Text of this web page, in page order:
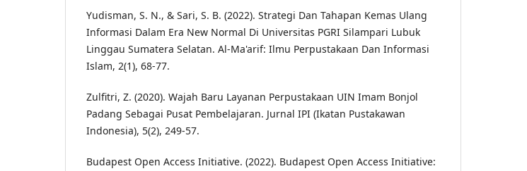
Yudisman, S. N., & Sari, S. B. (2022). Strategi Dan Tahapan Kemas Ulang
Informasi Dalam Era New Normal Di Universitas PGRI Silampari Lubuk
Linggau Sumatera Selatan. Al-Ma'arif: Ilmu Perpustakaan Dan Informasi
Islam, 2(1), 68-77.
Zulfitri, Z. (2020). Wajah Baru Layanan Perpustakaan UIN Imam Bonjol
Padang Sebagai Pusat Pembelajaran. Jurnal IPI (Ikatan Pustakawan
Indonesia), 5(2), 249-57.
Budapest Open Access Initiative. (2022). Budapest Open Access Initiative: